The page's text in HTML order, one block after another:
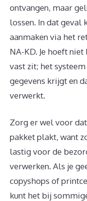
ontvangen, maar
lossen. In dat geval
aanmaken via het
NA-KD. Je hoeft
vast zit; het
gegevens krijgt en
verwerkt.
Zorg er wel voor
pakket plakt, want
lastig voor de
verwerken. Als je
copyshops of
kunt het bij